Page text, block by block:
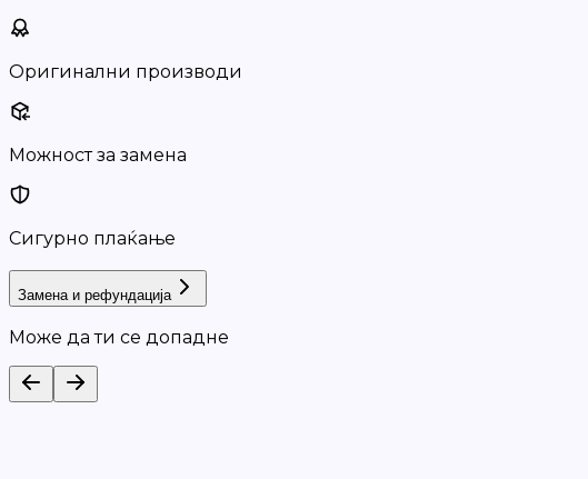
Оригинални производи
Можност за замена
Сигурно плаќање
Замена и рефундација
Може да ти се допадне